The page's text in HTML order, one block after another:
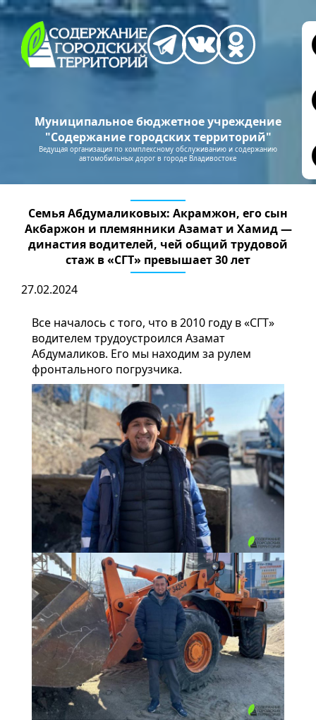
Муниципальное бюджетное учреждение
"Содержание городских территорий"
Ведущая организация по комплексному обслуживанию и содержанию
автомобильных дорог в городе Владивостоке
Семья Абдумаликовых: Акрамжон, его сын
Акбаржон и племянники Азамат и Хамид —
династия водителей, чей общий трудовой
стаж в «СГТ» превышает 30 лет
27.02.2024
Все началось с того, что в 2010 году в «СГТ»
водителем трудоустроился Азамат
Абдумаликов. Его мы находим за рулем
фронтального погрузчика.